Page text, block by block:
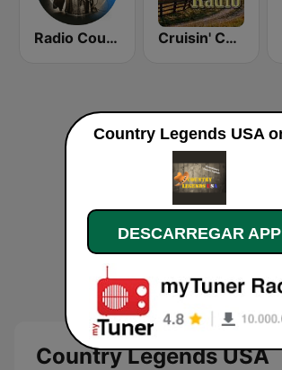
Radio Country Live Cruisin' Country Radio
Country Legends USA
DESCARREGAR APP